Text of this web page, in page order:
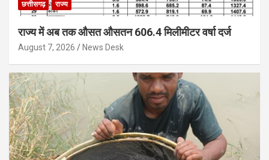
छत्तीसगढ़ राज्य
राज्य में अब तक औसत औसतन 606.4 मिलीमीटर वर्षा दर्ज
August 7, 2026 News Desk